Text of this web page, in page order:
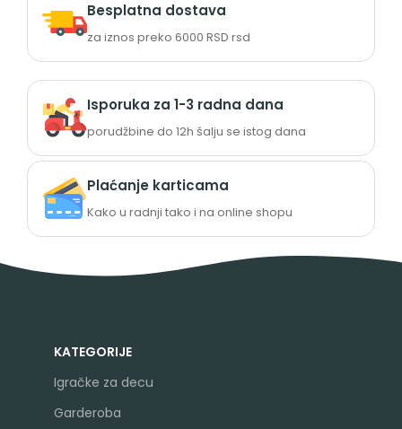
Besplatna dostava
za iznos preko 6000 RSD rsd
Isporuka za 1-3 radna dana
porudžbine do 12h šalju se istog dana
Plaćanje karticama
Kako u radnji tako i na online shopu
KATEGORIJE
Igračke za decu
Garderoba